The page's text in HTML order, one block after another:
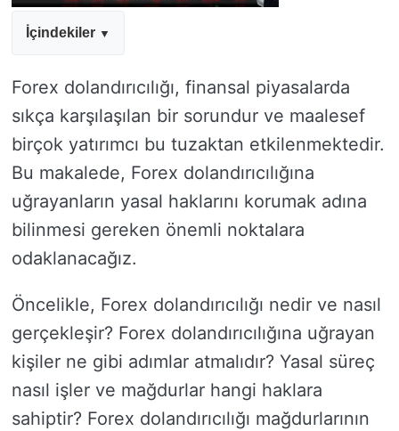
İçindekiler
Forex dolandırıcılığı, finansal piyasalarda
sıkça karşılaşılan bir sorundur ve maalesef
birçok yatırımcı bu tuzaktan etkilenmektedir.
Bu makalede, Forex dolandırıcılığına
uğrayanların yasal haklarını korumak adına
bilinmesi gereken önemli noktalara
odaklanacağız.
Öncelikle, Forex dolandırıcılığı nedir ve nasıl
gerçekleşir? Forex dolandırıcılığına uğrayan
kişiler ne gibi adımlar atmalıdır? Yasal süreç
nasıl işler ve mağdurlar hangi haklara
sahiptir? Forex dolandırıcılığı mağdurlarının